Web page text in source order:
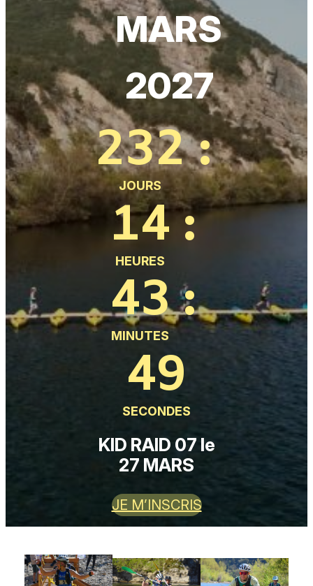
MARS
2027
232
JOURS
:
14
HEURES
:
43
MINUTES
:
48
SECONDES
KID RAID 07 le
27 MARS
JE M’INSCRIS